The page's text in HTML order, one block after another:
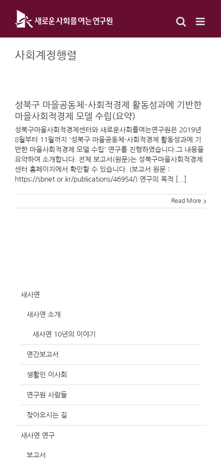
content
사회계정행렬
성북구 마을공동체-사회적경제 활동성과에 기반한
마을사회적경제 모델 수립(요약)
성북구마을사회적경제센터와 새로운사회를여는연구원은 2019년
8월부터 11월까지 '성북구 마을공동체-사회적경제 활동성과에 기
반한 마을사회적경제 모델 수립' 연구를 진행하였습니다.그 내용을
요약하여 소개합니다. 전체 보고서(원문)는 성북구마을사회적경제
센터 홈페이지에서 확인할 수 있습니다. (보고서 원문 :
https://sbnet.or.kr/publications/46954/) 연구의 목적 [...]
Read More
새사연
새사연 소개
새사연 10년의 이야기
연간보고서
생활인 이사회
연구원 사람들
찾아오시는 길
새사연 연구
보고서